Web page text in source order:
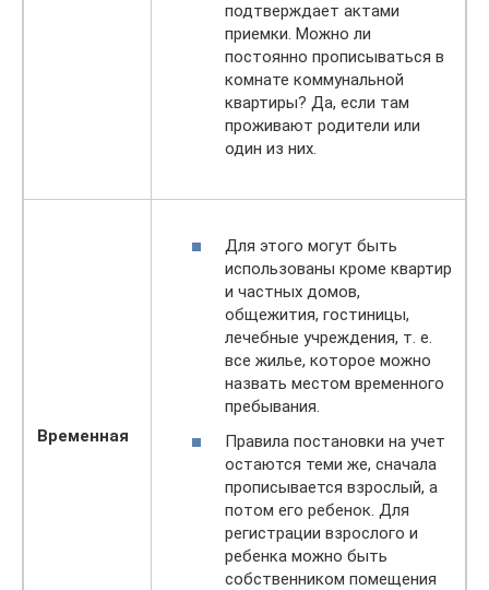
подтверждает актами
приемки. Можно ли
постоянно прописываться в
комнате коммунальной
квартиры? Да, если там
проживают родители или
один из них.
Временная
Для этого могут быть
использованы кроме квартир
и частных домов,
общежития, гостиницы,
лечебные учреждения, т. е.
все жилье, которое можно
назвать местом временного
пребывания.
Правила постановки на учет
остаются теми же, сначала
прописывается взрослый, а
потом его ребенок. Для
регистрации взрослого и
ребенка можно быть
собственником помещения